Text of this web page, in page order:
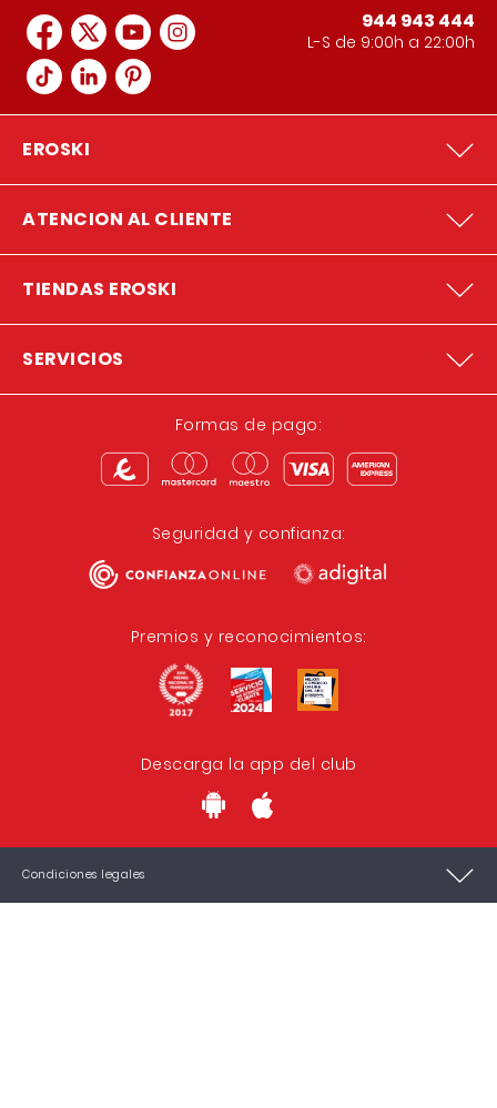
944 943 444
L-S de 9:00h a 22:00h
EROSKI
ATENCION AL CLIENTE
TIENDAS EROSKI
SERVICIOS
Formas de pago:
Seguridad y confianza:
Premios y reconocimientos:
Descarga la app del club
Condiciones legales